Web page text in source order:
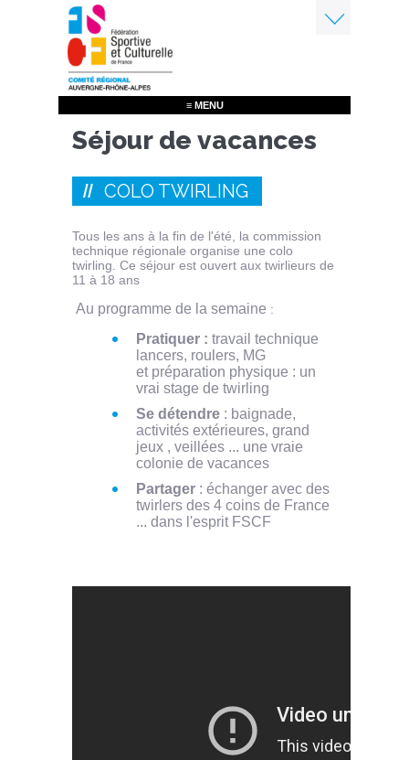
Aller
au
contenu
principal
≡ MENU
Séjour de vacances
COLO TWIRLING
Tous les ans à la fin de l'été, la commission
technique régionale organise une colo
twirling. Ce séjour est ouvert aux twirlieurs de
11 à 18 ans
Au programme de la semaine :
Pratiquer : travail technique
lancers, roulers, MG
et préparation physique : un
vrai stage de twirling
Se détendre : baignade,
activités extérieures, grand
jeux , veillées ... une vraie
colonie de vacances
Partager : échanger avec des
twirlers des 4 coins de France
... dans l'esprit FSCF